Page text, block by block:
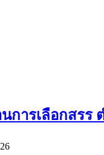
การเลือกสร